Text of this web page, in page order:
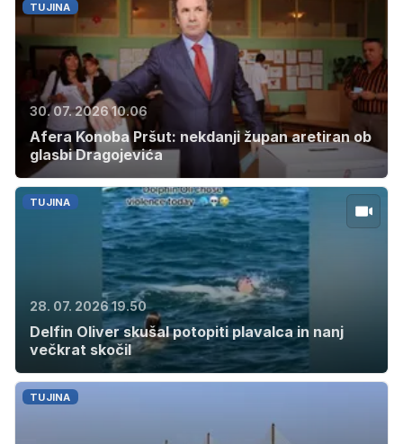
TUJINA
30. 07. 2026 10.06
Afera Konoba Pršut: nekdanji župan aretiran ob
glasbi Dragojevića
TUJINA
28. 07. 2026 19.50
Delfin Oliver skušal potopiti plavalca in nanj
večkrat skočil
TUJINA